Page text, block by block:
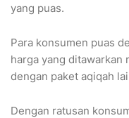
yang puas.
Para konsumen puas
harga yang ditawarkan
dengan paket aqiqah
Dengan ratusan